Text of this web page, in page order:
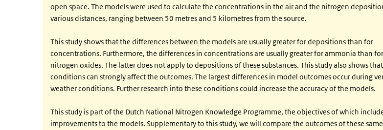
open space. The models were used to calculate the concentrations in the air and the nitrogen
various distances, ranging between 50 metres and 5 kilometres from the source.
This study shows that the differences between the models are usually greater for depositions than for
concentrations. Furthermore, the differences in concentrations are usually greater for ammonia than for
nitrogen oxides. The latter does not apply to depositions of these substances. This study also shows
conditions can strongly affect the outcomes. The largest differences in model outcomes occur during
weather conditions. Further research into these conditions could increase the accuracy of the models.
This study is part of the Dutch National Nitrogen Knowledge Programme, the objectives of which
improvements to the models. Supplementary to this study, we will compare the outcomes of these